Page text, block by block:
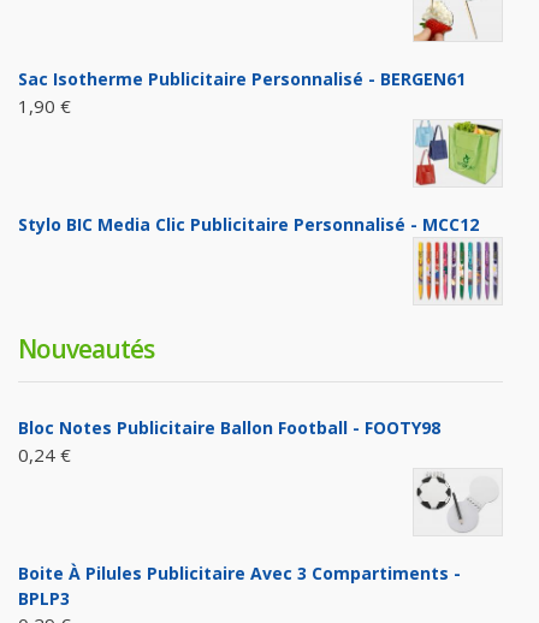
Sac Isotherme Publicitaire Personnalisé - BERGEN61
1,90 €
Stylo BIC Media Clic Publicitaire Personnalisé - MCC12
Nouveautés
Bloc Notes Publicitaire Ballon Football - FOOTY98
0,24 €
Boite À Pilules Publicitaire Avec 3 Compartiments -
BPLP3